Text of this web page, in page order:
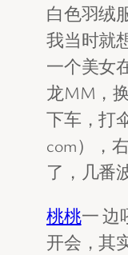
白色羽绒
我当时就
一个美女
龙MM，
下车，打
com），
了，几番
桃桃一 边
开会，其